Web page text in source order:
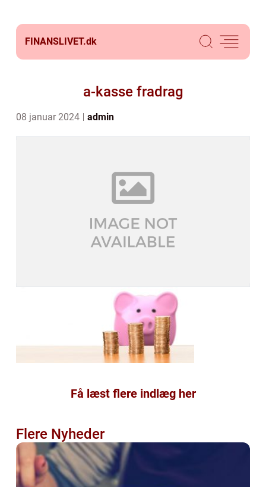
FINANSLIVET.dk
a-kasse fradrag
08 januar 2024 admin
Få læst flere indlæg her
Flere Nyheder